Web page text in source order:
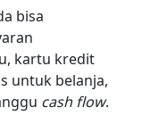
bisa
kartu kredit
untuk belanja,
cash flow.